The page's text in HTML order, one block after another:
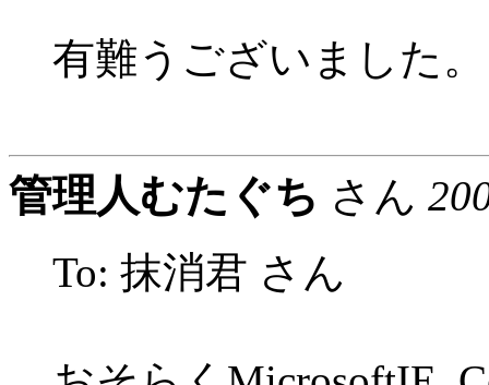
有難うございました。
管理人むたぐち さん
To: 抹消君 さん